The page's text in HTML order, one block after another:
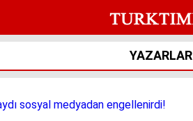
YAZARLAR
sosyal medyadan engellenirdi!